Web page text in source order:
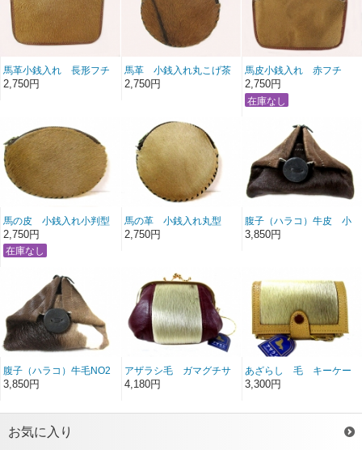
馬革小銭入れ 長形フチ
茶
2,750円
馬革 小銭入れ丸こげ茶
2,750円
馬皮小銭入れ 赤フチ
2,750円
馬の皮 小銭入れ小判型
2,750円
馬の革 小銭入れ丸型
2,750円
腹子（ハラコ）牛皮 小
銭入れ こげ茶
3,850円
腹子（ハラコ）牛毛NO2
茶
3,850円
アザラシ毛 ガマグチサ
イフ
4,180円
あざらし 毛 キーケー
ス 小銭入れ
3,300円
お気に入り